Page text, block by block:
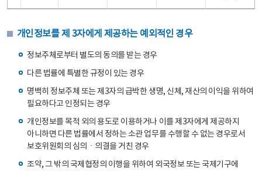
개인정보를 제 3자에게 제공하는 예외적인 경우
정보주체로부터 별도의 동의를 받는 경우
다른 법률에 특별한 규정이 있는 경우
명백히 정보주체 또는 제3자의 급박한 생명, 신체, 재산의 이익을 위하여
필요하다고 인정되는 경우
개인정보를 목적 외의 용도로 이용하거나 이를 제3자에게 제공하지
아니하면 다른 법률에서 정하는 소관 업무를 수행할 수 없는 경우로서
보호위원회의 심의ㆍ의결을 거친 경우
조약, 그 밖의 국제협정의 이행을 위하여 외국정보 또는 국제기구에